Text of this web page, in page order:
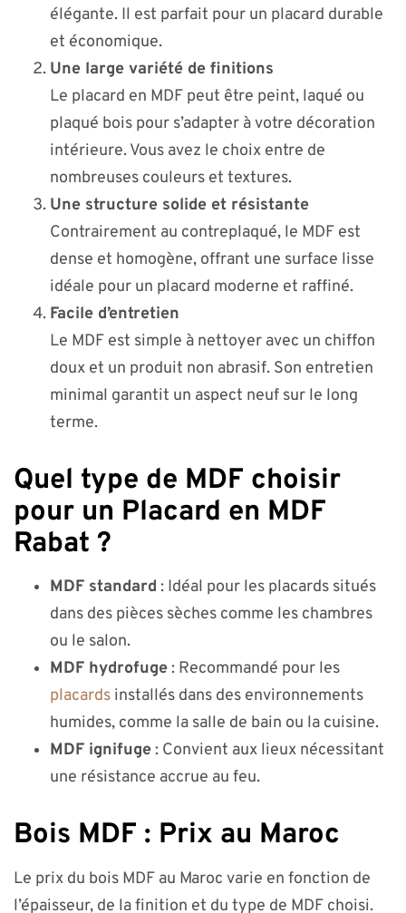
élégante. Il est parfait pour un placard durable
et économique.
Une large variété de finitions
Le placard en MDF peut être peint, laqué ou
plaqué bois pour s’adapter à votre décoration
intérieure. Vous avez le choix entre de
nombreuses couleurs et textures.
Une structure solide et résistante
Contrairement au contreplaqué, le MDF est
dense et homogène, offrant une surface lisse
idéale pour un placard moderne et raffiné.
Facile d’entretien
Le MDF est simple à nettoyer avec un chiffon
doux et un produit non abrasif. Son entretien
minimal garantit un aspect neuf sur le long
terme.
Quel type de MDF choisir
pour un Placard en MDF
Rabat ?
MDF standard : Idéal pour les placards situés
dans des pièces sèches comme les chambres
ou le salon.
MDF hydrofuge: Recommandé pour les
placards installés dans des environnements
humides, comme la salle de bain ou la cuisine.
MDF ignifuge: Convient aux lieux nécessitant
une résistance accrue au feu.
Bois MDF : Prix au Maroc
Le prix du bois MDF au Maroc varie en fonction de
l’épaisseur, de la finition et du type de MDF choisi.